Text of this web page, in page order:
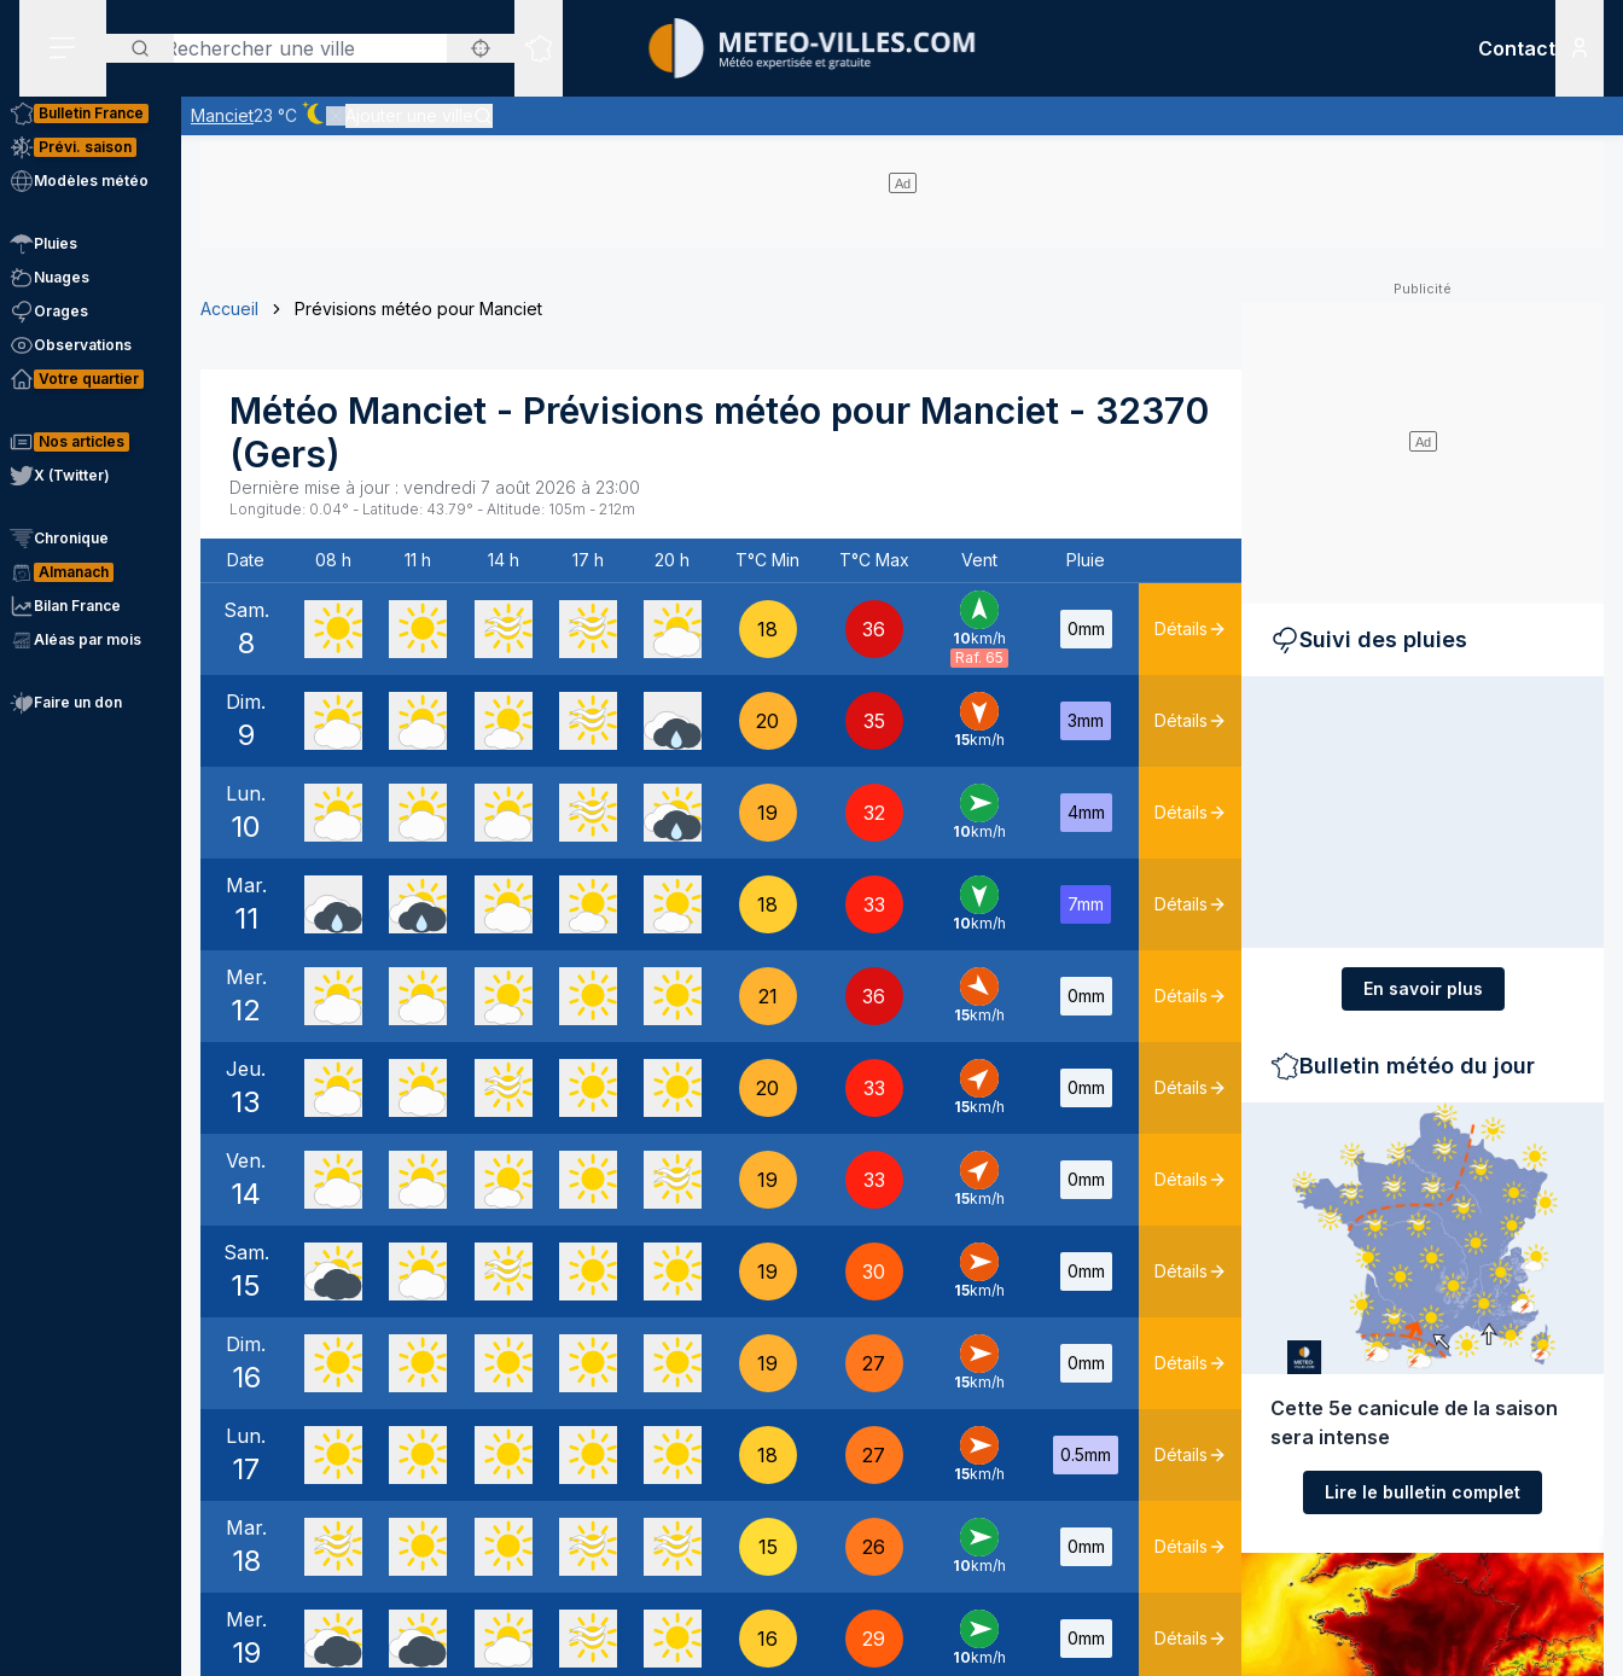
Rechercher
Sites expertis&eacute;s
Contact
Manciet23 °C
Ciel dégagé - quasiment pas de nuages
Bulletin France
Prévi. saison
Modèles météo
Pluies
Nuages
Orages
Observations
Votre quartier
Nos articles
X (Twitter)
Chronique
Almanach
Bilan France
Aléas par mois
Faire un don
Accueil Prévisions météo pour Manciet
Météo Manciet - Prévisions météo pour Manciet - 32370
(Gers)
Dernière mise à jour : vendredi 7 août 2026 à 23:00
Longitude: 0.04° - Latitude: 43.79° - Altitude: 105m - 212m
Date 08 h 11 h 14 h 17 h 20 h T°C Min T°C Max Vent Pluie
Sam.
8 18 36
S -
10km/h
Raf. 65
0mm Détails
Dim.
9 20 35
N -
15km/h
3mm Détails
Lun.
10 19 32
O -
10km/h
4mm Détails
Mar.
11 18 33
N -
10km/h
7mm Détails
Mer.
12 21 36
NO
15km/h
0mm Détails
Jeu.
13 20 33
SO -
15km/h
0mm Détails
Ven.
14 19 33
SO -
15km/h
0mm Détails
Sam.
15 19 30
O -
15km/h
0mm Détails
Dim.
16 19 27
O -
15km/h
0mm Détails
Lun.
17 18 27
O -
15km/h
0.5mm Détails
Mar.
18 15 26
O -
10km/h
0mm Détails
Mer.
19 16 29
O -
10km/h
0mm Détails
Suivi des pluies
En savoir plus
Bulletin météo du jour
Cette 5e canicule de la saison
sera intense
Lire le bulletin complet